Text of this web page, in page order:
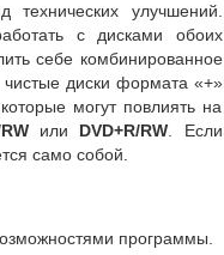
улучшений.
с дисками обоих
себе комбинированное
диски формата «+»
могут повлиять на
или DVD+R/RW . Если
само собой.
программы.